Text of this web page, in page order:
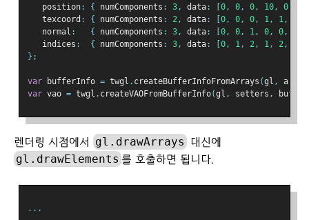
   position
: { numComponents : 3, data: 0, 0, 0, 10, 0
   texcoord
: { numComponents : 2, data: 0, 0, 0, 1, 1,
   normal
: { numComponents : 3, data: 0, 0, 1, 0, 0,
   indices
: { numComponents : 3, data: 0, 1, 2, 1, 2,
};
var bufferInfo = twgl . createBufferInfoFromArrays (gl ,
var vao = twgl . createVAOFromBufferInfo(gl , setters ,
렌더링 시점에서 gl.drawArrays 대신에
gl.drawElements 를 호출하면 됩니다.
...